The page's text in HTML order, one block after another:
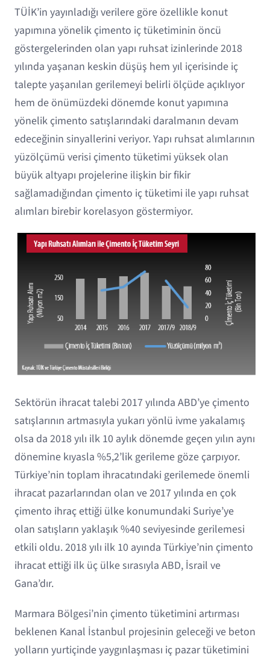
TÜİK’in yayınladığı verilere göre özellikle konut
yapımına yönelik çimento iç tüketiminin öncü
göstergelerinden olan yapı ruhsat izinlerinde 2018
yılında yaşanan keskin düşüş hem yıl içerisinde iç
talepte yaşanılan gerilemeyi belirli ölçüde açıklıyor
hem de önümüzdeki dönemde konut yapımına
yönelik çimento satışlarındaki daralmanın devam
edeceğinin sinyallerini veriyor. Yapı ruhsat alımlarının
yüzölçümü verisi çimento tüketimi yüksek olan
büyük altyapı projelerine ilişkin bir fikir
sağlamadığından çimento iç tüketimi ile yapı ruhsat
alımları birebir korelasyon göstermiyor.
Sektörün ihracat talebi 2017 yılında ABD’ye çimento
satışlarının artmasıyla yukarı yönlü ivme yakalamış
olsa da 2018 yılı ilk 10 aylık dönemde geçen yılın aynı
dönemine kıyasla %5,2’lik gerileme göze çarpıyor.
Türkiye’nin toplam ihracatındaki gerilemede önemli
ihracat pazarlarından olan ve 2017 yılında en çok
çimento ihraç ettiği ülke konumundaki Suriye’ye
olan satışların yaklaşık %40 seviyesinde gerilemesi
etkili oldu. 2018 yılı ilk 10 ayında Türkiye’nin çimento
ihracat ettiği ilk üç ülke sırasıyla ABD, İsrail ve
Gana’dır.
Marmara Bölgesi’nin çimento tüketimini artırması
beklenen Kanal İstanbul projesinin geleceği ve beton
yolların yurtiçinde yaygınlaşması iç pazar tüketimini